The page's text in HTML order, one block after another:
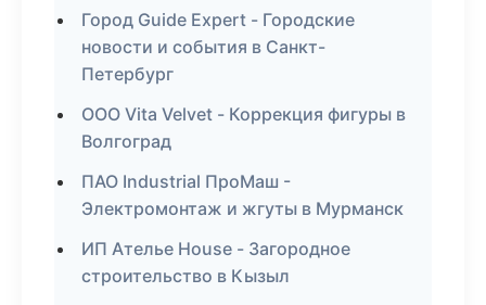
Город Guide Expert - Городские
новости и события в Санкт-
Петербург
ООО Vita Velvet - Коррекция фигуры в
Волгоград
ПАО Industrial ПроМаш -
Электромонтаж и жгуты в Мурманск
ИП Ателье House - Загородное
строительство в Кызыл